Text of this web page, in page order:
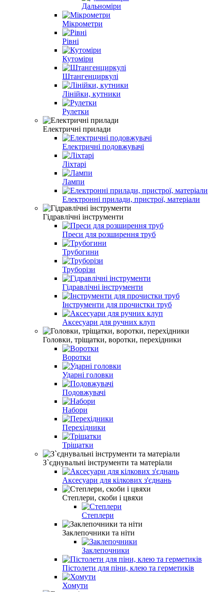
Дальноміри
Мікрометри
Рівні
Кутоміри
Штангенциркулі
Лінійки, кутники
Рулетки
Електричні прилади
Електричні подовжувачі
Ліхтарі
Лампи
Електронні прилади, пристрої, матеріали
Гідравлічні інструменти
Преси для розширення труб
Трубогини
Труборізи
Гідравлічні інструменти
Інструменти для прочистки труб
Аксесуари для ручних клуп
Головки, тріщатки, воротки, перехідники
Воротки
Ударні головки
Подовжувачі
Набори
Перехідники
Тріщатки
З`єднувальні інструменти та матеріали
Аксесуари для кілкових з'єднань
Степлери, скоби і цвяхи
Степлери
Заклепочники та ніти
Заклепочники
Пістолети для піни, клею та герметиків
Хомути